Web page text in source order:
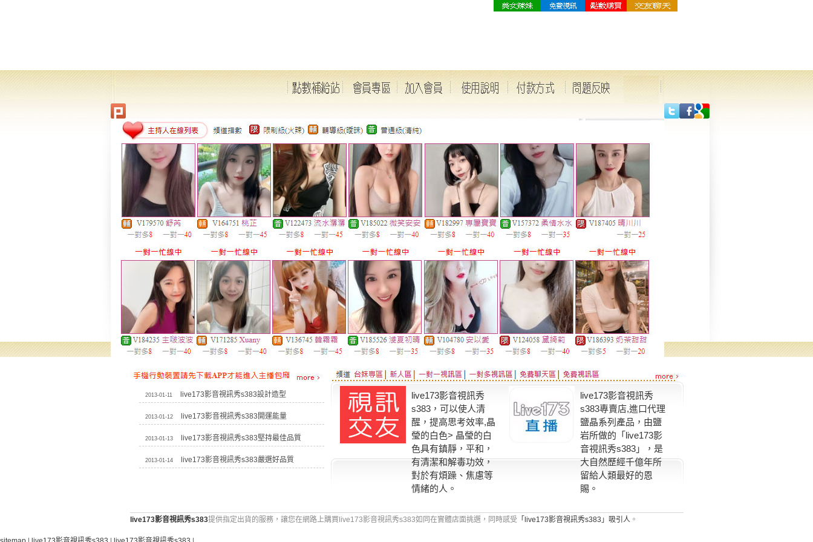
2013-01-11 live173影音視訊秀s383設計造型
2013-01-12 live173影音視訊秀s383開運能量
2013-01-13 live173影音視訊秀s383堅持最佳品質
2013-01-14 live173影音視訊秀s383嚴選好品質
live173影音視訊秀
s383，可以使人清
醒，提高思考效率,晶
瑩的白色> 晶瑩的白
色具有鎮靜，平和，
有清潔和解毒功效，
對於有煩躁、焦慮等
情緒的人。
live173影音視訊秀
s383專賣店,進口代理
鹽晶系列產品，由鹽
岩所做的「live173影
音視訊秀s383」，是
大自然歷經千億年所
留給人類最好的恩
賜。
live173影音視訊秀s383提供指定出貨的服務，讓您在網路上購買live173影音視訊秀s383如同在實體店面挑選，同時感受 「live173影音視訊秀s383」吸引人。